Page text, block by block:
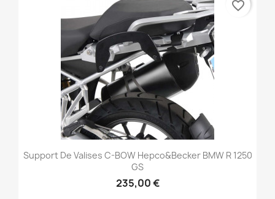
Support De Valises C-BOW Hepco&Becker BMW R 1250
GS
235,00 €
favorite_border